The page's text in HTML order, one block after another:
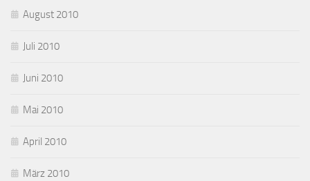
August 2010
Juli 2010
Juni 2010
Mai 2010
April 2010
März 2010